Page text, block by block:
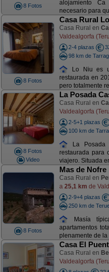
8 Fotos
alojamiento
necesario para
8 Fotos
Casa Rural
Casa Rural en
Valdealgorfa
2-4 plazas
98 km de
Lo Niu es
restaurada en
pero totalmente
8 Fotos
Video
La Posada
Casa Rural en
Valdealgorfa
2-5+1 plazas
100 km de
La Posada
restaurada para
viajero. Situada
8 Fotos
Mas de Nofre
Casa Rural en
a 25,1 km de
2-9+4 plazas
250 km de
Masía
apartamentos
plenamente de la
Casa El
Casa Rural en
Valdealgorfa